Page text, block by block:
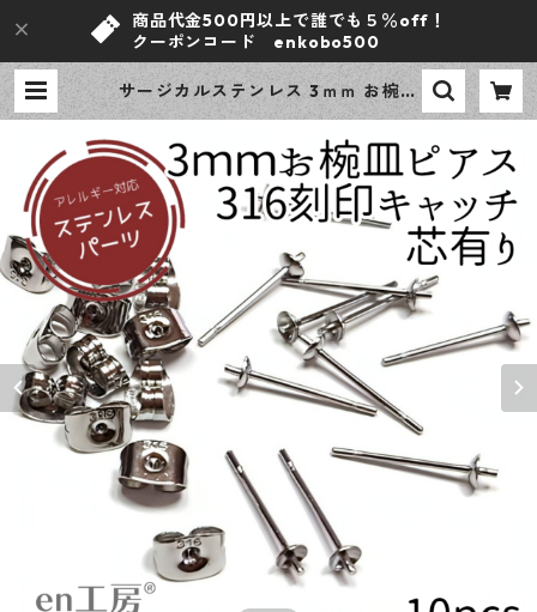
商品代金500円以上で誰でも５％off！
クーポンコード enkobo500
サージカルステンレス 3ｍｍ お椀皿
ポストピアス 芯有 シルバー 10ピー
ー対応 ピアス ハンドメイド資材
【en工房】 | ｅｎ工房